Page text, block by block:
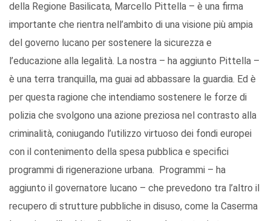
della Regione Basilicata, Marcello Pittella – è una firma
importante che rientra nell’ambito di una visione più ampia
del governo lucano per sostenere la sicurezza e
l’educazione alla legalità. La nostra – ha aggiunto Pittella –
è una terra tranquilla, ma guai ad abbassare la guardia. Ed è
per questa ragione che intendiamo sostenere le forze di
polizia che svolgono una azione preziosa nel contrasto alla
criminalità, coniugando l’utilizzo virtuoso dei fondi europei
con il contenimento della spesa pubblica e specifici
programmi di rigenerazione urbana. Programmi – ha
aggiunto il governatore lucano – che prevedono tra l’altro il
recupero di strutture pubbliche in disuso, come la Caserma